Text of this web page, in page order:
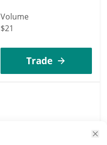
Volume
$21
Trade